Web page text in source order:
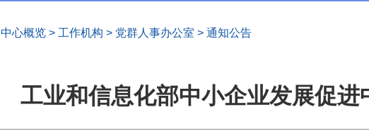
中心概览 > 工作机构 > 党群人事办公室 > 通知公告
工业和信息化部中小企业发展促